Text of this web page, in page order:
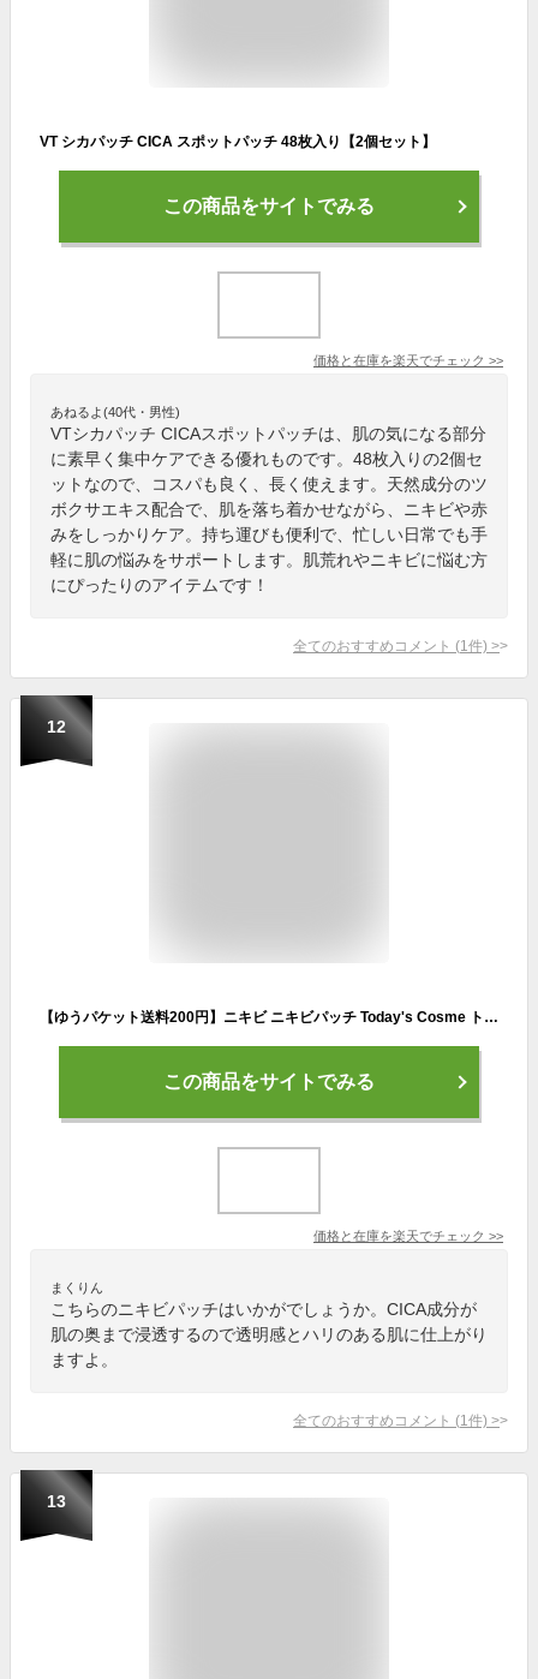
VT シカパッチ CICA スポットパッチ 48枚入り【2個セット】
この商品をサイトでみる
価格と在庫を楽天でチェック >>
あねるよ(40代・男性)
VTシカパッチ CICAスポットパッチは、肌の気になる部分
に素早く集中ケアできる優れものです。48枚入りの2個セ
ットなので、コスパも良く、長く使えます。天然成分のツ
ボクサエキス配合で、肌を落ち着かせながら、ニキビや赤
みをしっかりケア。持ち運びも便利で、忙しい日常でも手
軽に肌の悩みをサポートします。肌荒れやニキビに悩む方
にぴったりのアイテムです！
全てのおすすめコメント (1 件) >
12
【ゆうパケット送料200円】ニキビ ニキビパッチ Today's Cosme トゥデイズコスメ ゼロスポットパッチ 54パッチ ノーマル/CICA ニキビ跡 にきび跡 日本 おすすめ 人気
この商品をサイトでみる
価格と在庫を楽天でチェック >>
まくりん
こちらのニキビパッチはいかがでしょうか。CICA成分が
肌の奥まで浸透するので透明感とハリのある肌に仕上がり
ますよ。
全てのおすすめコメント (1 件) >
13